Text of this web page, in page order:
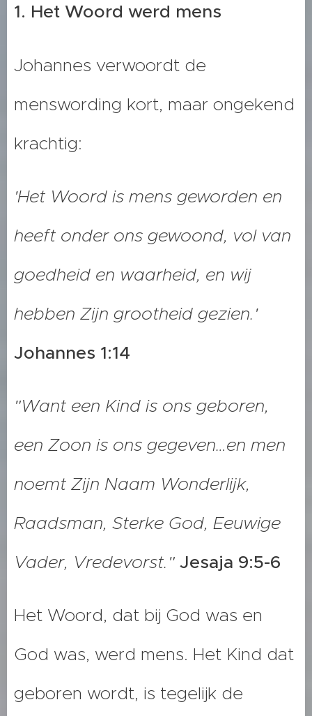
1. Het Woord werd mens
Johannes verwoordt de
menswording kort, maar ongekend
krachtig:
'Het Woord is mens geworden en
heeft onder ons gewoond, vol van
goedheid en waarheid, en wij
hebben Zijn grootheid gezien.'
Johannes 1:14
"Want een Kind is ons geboren,
een Zoon is ons gegeven…en men
noemt Zijn Naam Wonderlijk,
Raadsman, Sterke God, Eeuwige
Vader, Vredevorst." Jesaja 9:5-6
Het Woord, dat bij God was en
God was, werd mens. Het Kind dat
geboren wordt, is tegelijk de